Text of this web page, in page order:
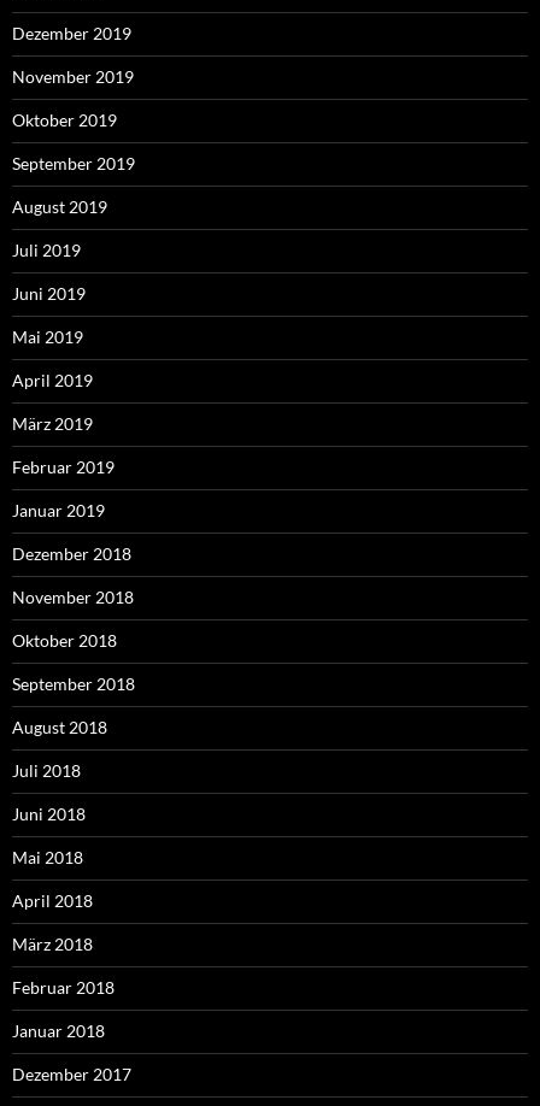
Dezember 2019
November 2019
Oktober 2019
September 2019
August 2019
Juli 2019
Juni 2019
Mai 2019
April 2019
März 2019
Februar 2019
Januar 2019
Dezember 2018
November 2018
Oktober 2018
September 2018
August 2018
Juli 2018
Juni 2018
Mai 2018
April 2018
März 2018
Februar 2018
Januar 2018
Dezember 2017